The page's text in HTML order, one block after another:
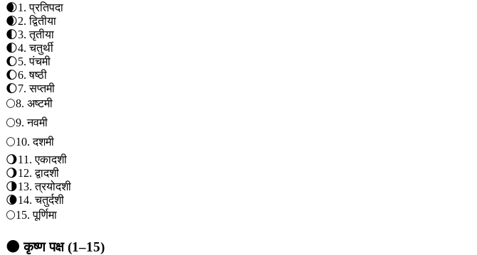
🌒1 .प्रतिपदा
🌒2.द्वितीया
🌓3.तृतीया
🌓4.चतुर्थी
🌔5.पंचमी
🌔6.षष्ठी
🌔7.सप्तमी
🌕8. अष्टमी
🌕9.नवमी
🌕10.दशमी
🌖11 .एकादशी
🌖12.द्वादशी
🌗13.त्रयोदशी
🌘14.चतुर्दशी
🌕15.पूर्णिमा
🌑 कृष्ण पक्ष (1–15)